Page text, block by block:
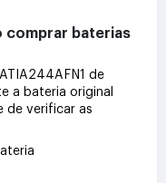
comprar baterias
de
a bateria original
de verificar as